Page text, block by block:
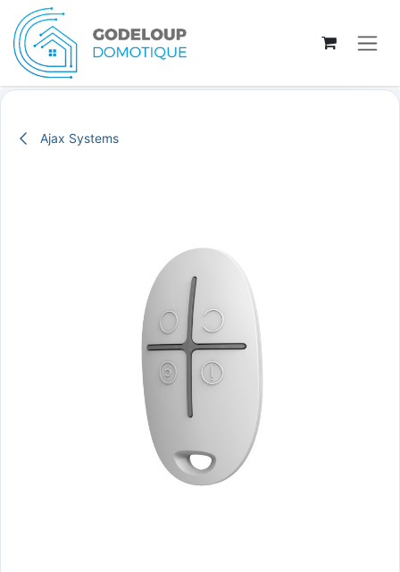
Se rendre au contenu
Ajax Systems